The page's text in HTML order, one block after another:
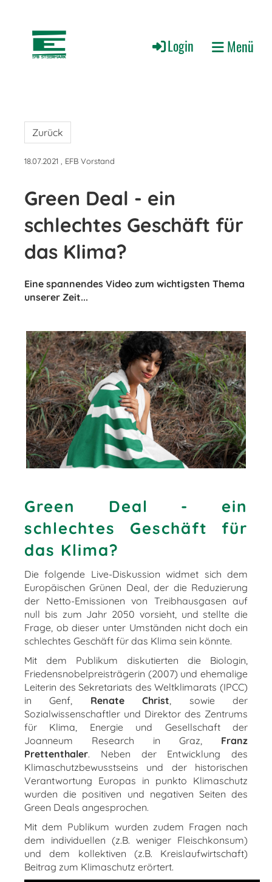
Login Menü
Zurück
18.07.2021 , EFB Vorstand
Green Deal - ein
schlechtes Geschäft für
das Klima?
Eine spannendes Video zum wichtigsten Thema
unserer Zeit...
Green Deal - ein
schlechtes Geschäft für
das Klima?
Die folgende Live-Diskussion widmet sich dem
Europäischen Grünen Deal, der die Reduzierung
der Netto-Emissionen von Treibhausgasen auf
null bis zum Jahr 2050 vorsieht, und stellte die
Frage, ob dieser unter Umständen nicht doch ein
schlechtes Geschäft für das Klima sein könnte.
Mit dem Publikum diskutierten die Biologin,
Friedensnobelpreisträgerin (2007) und ehemalige
Leiterin des Sekretariats des Weltklimarats (IPCC)
in Genf, Renate Christ, sowie der
Sozialwissenschaftler und Direktor des Zentrums
für Klima, Energie und Gesellschaft der
Joanneum Research in Graz, Franz
Prettenthaler. Neben der Entwicklung des
Klimaschutzbewusstseins und der historischen
Verantwortung Europas in punkto Klimaschutz
wurden die positiven und negativen Seiten des
Green Deals angesprochen.
Mit dem Publikum wurden zudem Fragen nach
dem individuellen (z.B. weniger Fleischkonsum)
und dem kollektiven (z.B. Kreislaufwirtschaft)
Beitrag zum Klimaschutz erörtert.